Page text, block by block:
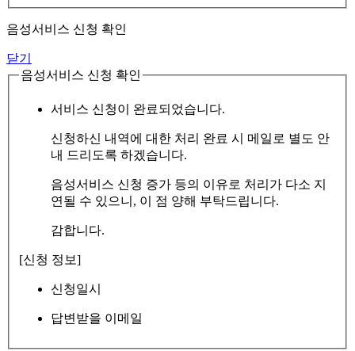
음성서비스 신청 확인
닫기
음성서비스 신청 확인
서비스 신청이 완료되었습니다.
신청하신 내역에 대한 처리 완료 시 메일로 별도 안
내 드리도록 하겠습니다.
음성서비스 신청 증가 등의 이유로 처리가 다소 지
연될 수 있으니, 이 점 양해 부탁드립니다.
감합니다.
[신청 정보]
신청일시
답변받을 이메일